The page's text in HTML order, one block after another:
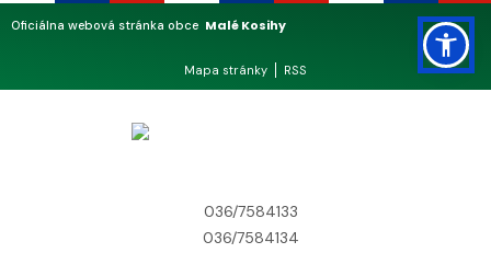
Oficiálna webová stránka obce Malé Kosihy
Mapa stránky RSS
036/7584133
036/7584134